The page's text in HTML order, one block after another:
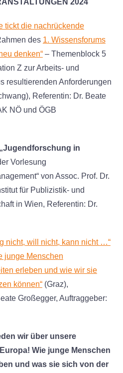
tickt die nachrückende
des 1. Wissensforums
denken“– Themenblock 5
Z zur Arbeits- und
resultierenden Anforderungen
Referentin: Dr. Beate
NÖ und ÖGB
in
Vorlesung
von Assoc. Prof. Dr.
für Publizistik- und
in Wien, Referentin: Dr.
nicht, will nicht, kann nicht …“
junge Menschen
erleben und wie wir sie
können“(Graz),
Großegger, Auftraggeber:
wir über unsere
Wie junge Menschen
und was sie sich von der